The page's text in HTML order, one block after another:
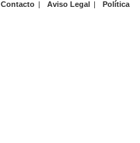
Contacto | Aviso Legal |
Política